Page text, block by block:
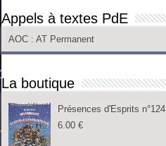
Appels à textes PdE
AOC : AT Permanent
La boutique
Présences d'Esprits n°124
6.00€